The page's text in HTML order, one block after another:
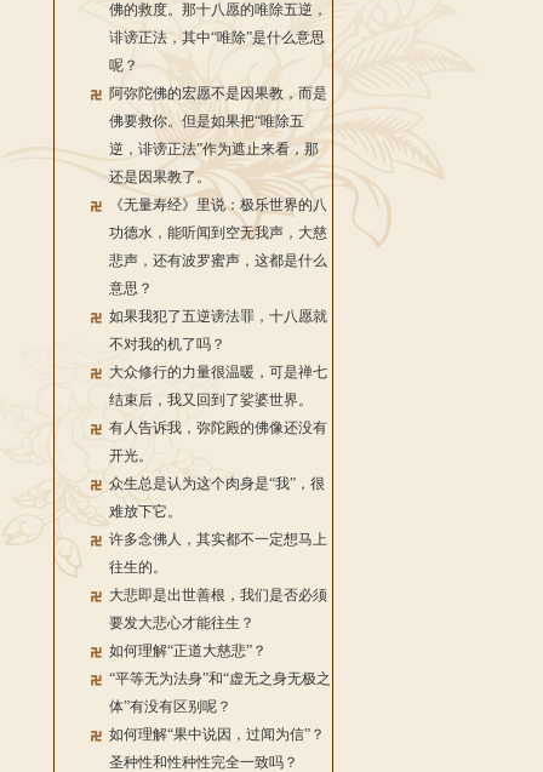
佛的救度。那十八愿的唯除五逆，
诽谤正法，其中“唯除”是什么意思
呢？
阿弥陀佛的宏愿不是因果教，而是
佛要救你。但是如果把“唯除五
逆，诽谤正法”作为遮止来看，那
还是因果教了。
《无量寿经》里说：极乐世界的八
功德水，能听闻到空无我声，大慈
悲声，还有波罗蜜声，这都是什么
意思？
如果我犯了五逆谤法罪，十八愿就
不对我的机了吗？
大众修行的力量很温暖，可是禅七
结束后，我又回到了娑婆世界。
有人告诉我，弥陀殿的佛像还没有
开光。
众生总是认为这个肉身是“我”，很
难放下它。
许多念佛人，其实都不一定想马上
往生的。
大悲即是出世善根，我们是否必须
要发大悲心才能往生？
如何理解“正道大慈悲”？
“平等无为法身”和“虚无之身无极之
体”有没有区别呢？
如何理解“果中说因，过闻为信”？
圣种性和性种性完全一致吗？